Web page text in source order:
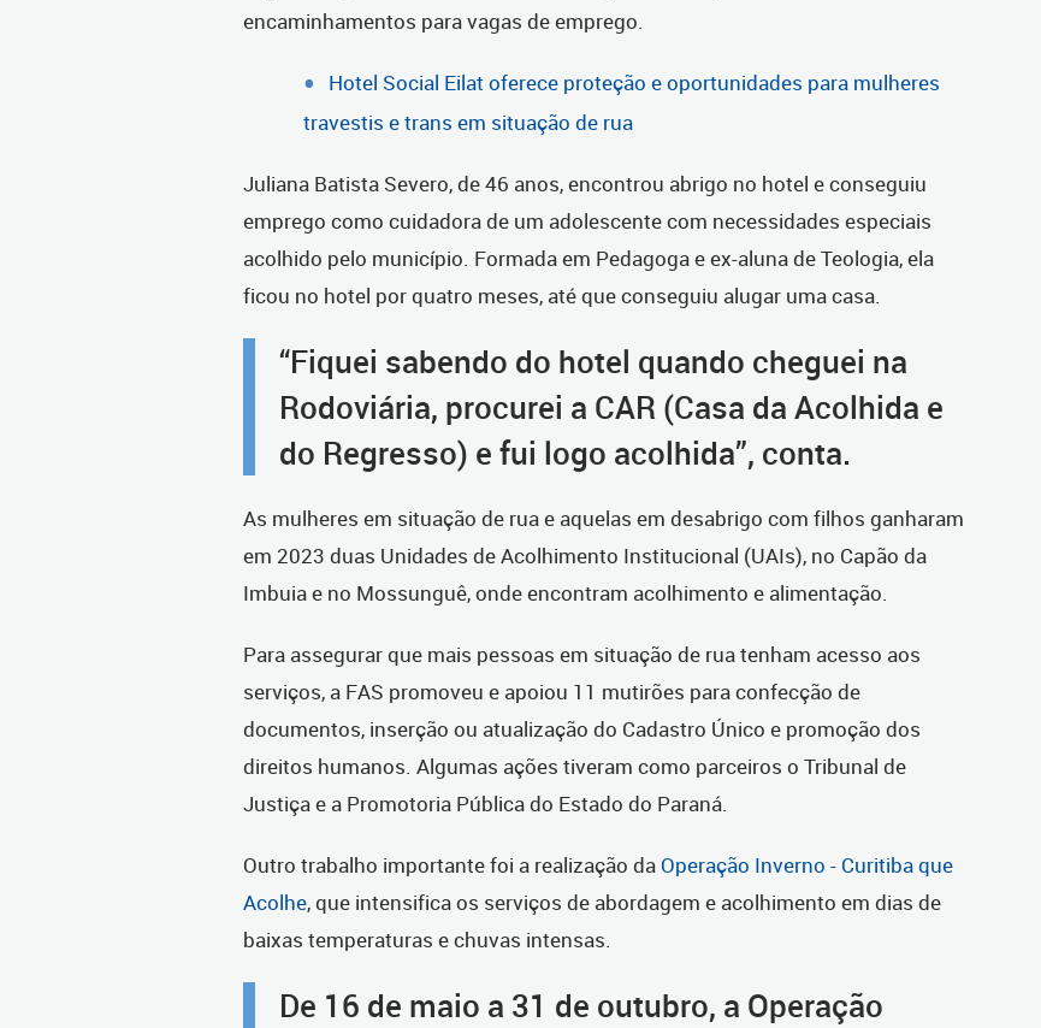
encaminhamentos para vagas de emprego.
Hotel Social Eilat oferece proteção e oportunidades para mulheres
travestis e trans em situação de rua
Juliana Batista Severo, de 46 anos, encontrou abrigo no hotel e conseguiu
emprego como cuidadora de um adolescente com necessidades especiais
acolhido pelo município. Formada em Pedagoga e ex-aluna de Teologia, ela
ficou no hotel por quatro meses, até que conseguiu alugar uma casa.
“Fiquei sabendo do hotel quando cheguei na
Rodoviária, procurei a CAR (Casa da Acolhida e
do Regresso) e fui logo acolhida”, conta.
As mulheres em situação de rua e aquelas em desabrigo com filhos ganharam
em 2023 duas Unidades de Acolhimento Institucional (UAIs), no Capão da
Imbuia e no Mossunguê, onde encontram acolhimento e alimentação.
Para assegurar que mais pessoas em situação de rua tenham acesso aos
serviços, a FAS promoveu e apoiou 11 mutirões para confecção de
documentos, inserção ou atualização do Cadastro Único e promoção dos
direitos humanos. Algumas ações tiveram como parceiros o Tribunal de
Justiça e a Promotoria Pública do Estado do Paraná.
Outro trabalho importante foi a realização da Operação Inverno - Curitiba que
Acolhe, que intensifica os serviços de abordagem e acolhimento em dias de
baixas temperaturas e chuvas intensas.
De 16 de maio a 31 de outubro, a Operação